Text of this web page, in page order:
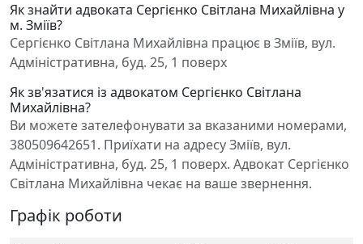
Як знайти адвоката Сергієнко Світлана Михайлівна у
м. Зміїв?
Сергієнко Світлана Михайлівна працює в Зміїв, вул.
Адміністративна, буд. 25, 1 поверх
Як зв'язатися із адвокатом Сергієнко Світлана
Михайлівна?
Ви можете зателефонувати за вказаними номерами,
380509642651. Приїхати на адресу Зміїв, вул.
Адміністративна, буд. 25, 1 поверх. Адвокат Сергієнко
Світлана Михайлівна чекає на ваше звернення.
Графік роботи